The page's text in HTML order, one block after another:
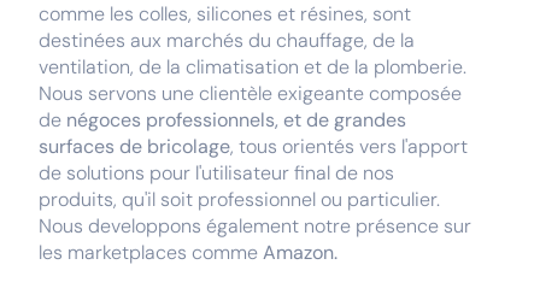
comme les colles, silicones et résines, sont
destinées aux marchés du chauffage, de la
ventilation, de la climatisation et de la plomberie.
Nous servons une clientèle exigeante composée
de négoces professionnels, et de grandes
surfaces de bricolage, tous orientés vers l'apport
de solutions pour l'utilisateur final de nos
produits, qu'il soit professionnel ou particulier.
Nous developpons également notre présence sur
les marketplaces commeAmazon.